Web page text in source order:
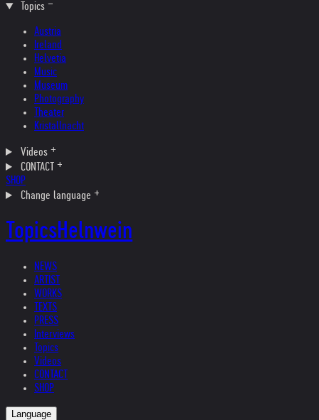
Topics
Austria
Ireland
Helvetia
Music
Museum
Photography
Theater
Kristallnacht
Videos
CONTACT
SHOP
Change language
TopicsHelnwein
NEWS
ARTIST
WORKS
TEXTS
PRESS
Interviews
Topics
Videos
CONTACT
SHOP
Language